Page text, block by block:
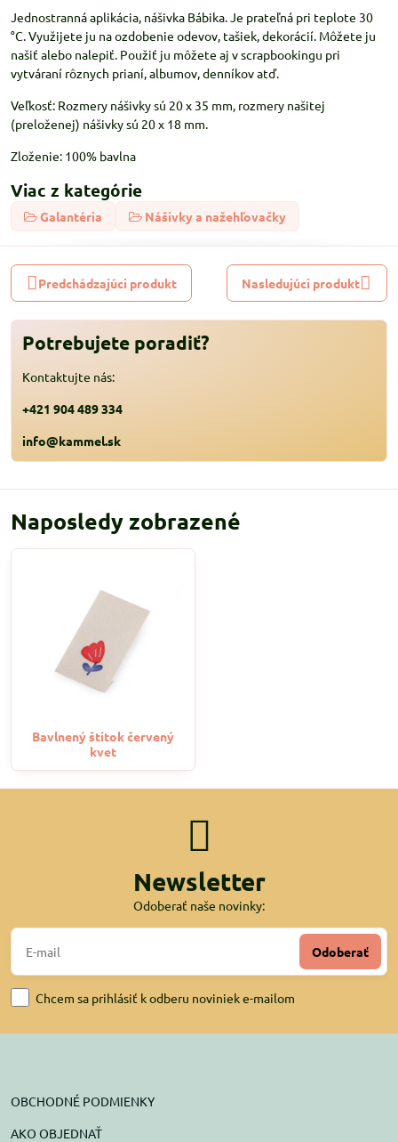
Jednostranná aplikácia, nášivka Bábika. Je prateľná pri teplote 30
°C. Využijete ju na ozdobenie odevov, tašiek, dekorácií. Môžete ju
našiť alebo nalepiť. Použiť ju môžete aj v scrapbookingu pri
vytváraní rôznych prianí, albumov, denníkov atď.
Veľkosť: Rozmery nášivky sú 20 x 35 mm, rozmery našitej
(preloženej) nášivky sú 20 x 18 mm.
Zloženie: 100% bavlna
Viac z kategórie
Galantéria Nášivky a nažehľovačky
Predchádzajúci produkt Nasledujúci produkt
Potrebujete poradiť?
Kontaktujte nás:
+421 904 489 334
info@kammel.sk
Naposledy zobrazené
Bavlnený štítok červený
kvet
Newsletter
Odoberať naše novinky:
Odoberať
Chcem sa prihlásiť k odberu noviniek e-mailom
OBCHODNÉ PODMIENKY
AKO OBJEDNAŤ